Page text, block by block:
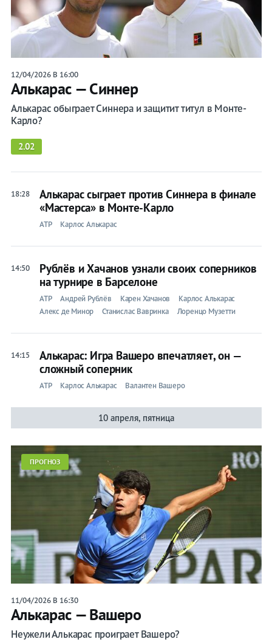
12/04/2026 В 16:00
Алькарас — Синнер
Алькарас обыграет Синнера и защитит титул в Монте-
Карло?
2.02
18:28
Алькарас сыграет против Синнера в финале
«Мастерса» в Монте-Карло
ATP Карлос Алькарас
14:50
Рублёв и Хачанов узнали своих соперников
на турнире в Барселоне
ATP Андрей Рублёв Карен Хачанов
Карлос Алькарас
Алекс де Минор
Станислас Вавринка Лоренцо Музетти
14:15
Алькарас: Игра Вашеро впечатляет, он —
сложный соперник
ATP Карлос Алькарас Валантен Вашeро
10 апреля, пятница
ПРОГНОЗ
11/04/2026 В 16:30
Алькарас — Вашеро
Неужели Алькарас проиграет Вашеро?
Карлос
Алькарас
Лента
Live
Прогнозы
лента
Ролан
WTA
Бокс
Игры